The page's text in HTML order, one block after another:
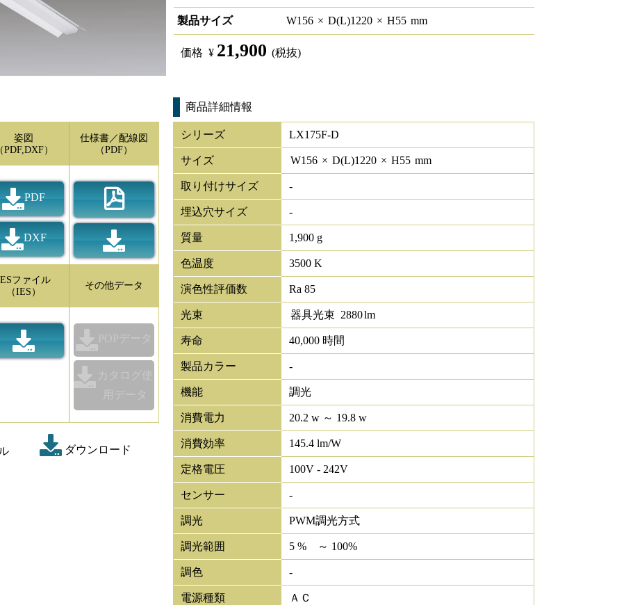
製品サイズ W156 × D(L)1220 × H55 mm
価格 ¥ 21,900 (税抜)
姿図
（PDF,DXF）
PDF
DXF
仕様書／配線図
（PDF）
ファイル
（IES）
その他データ
POPデータ
カタログ使
用データ
ダウンロード
商品詳細情報
シリーズ LX175F-D
サイズ W156 × D(L)1220 × H55 mm
取り付けサイズ -
埋込穴サイズ -
質量 1,900 g
色温度 3500 K
演色性評価数 Ra 85
光束 器具光束 2880lm
寿命 40,000 時間
製品カラー -
機能 調光
消費電力 20.2 w ～ 19.8 w
消費効率 145.4 lm/W
定格電圧 100V - 242V
センサー -
調光 PWM調光方式
調光範囲 5 % ～ 100%
調色 -
電源種類 ＡＣ